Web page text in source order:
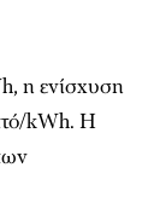
η ενίσχυση
kWh. Η